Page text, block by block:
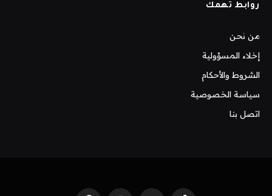
روابط تهمك
من نحن
إخلاء المسؤولية
الشروط والأحكام
سياسة الخصوصية
اتصل بنا